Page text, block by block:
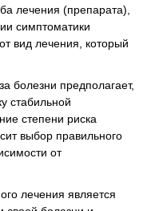
лечения (препарата),
симптоматики
вид лечения, который
болезни предполагает,
стабильной
степени риска
выбор правильного
от
лечения является